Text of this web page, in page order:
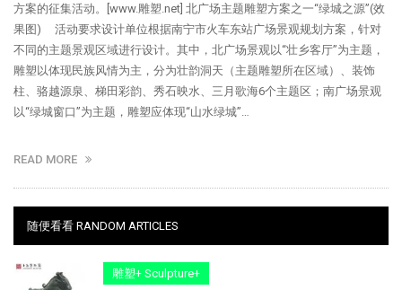
方案的征集活动。[www.雕塑.net] 北广场主题雕塑方案之一“绿城之源”(效
果图) 活动要求设计单位根据南宁市火车东站广场景观规划方案，针对
不同的主题景观区域进行设计。其中，北广场景观以“壮乡客厅”为主题，
雕塑以体现民族风情为主，分为壮韵洞天（主题雕塑所在区域）、装饰
柱、骆越源泉、梯田彩韵、秀石映水、三月歌海6个主题区；南广场景观
以“绿城窗口”为主题，雕塑应体现“山水绿城”…
READ MORE
随便看看 RANDOM ARTICLES
雕塑+ Sculpture+